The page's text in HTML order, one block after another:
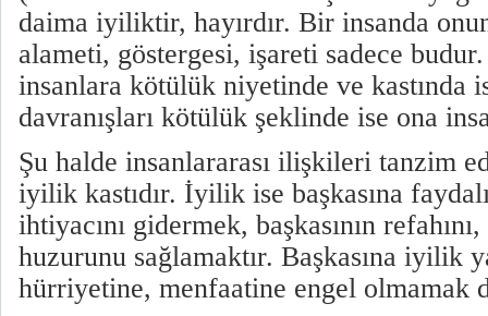
daima iyiliktir, hayırdır. Bir insanda
alameti, göstergesi, işareti sadece
insanlara kötülük niyetinde ve kastında
davranışları kötülük şeklinde ise ona
Şu halde insanlararası ilişkileri tanzim
iyilik kastıdır. İyilik ise başkasına
ihtiyacını gidermek, başkasının
huzurunu sağlamaktır. Başkasına iyilik
hürriyetine, menfaatine engel olmamak